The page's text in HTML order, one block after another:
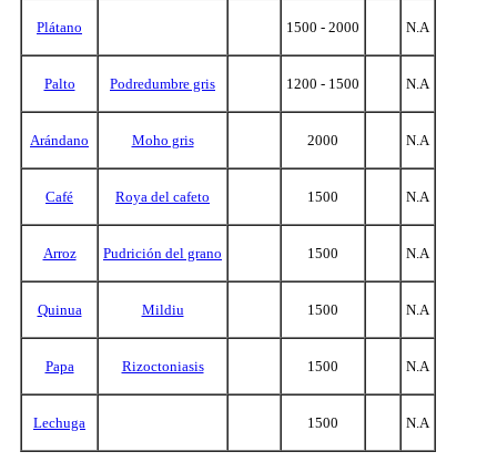
Plátano 1500 - 2000 N.A
Palto Podredumbre gris 1200 - 1500 N.A
Arándano Moho gris 2000 N.A
Café Roya del cafeto 1500 N.A
Arroz Pudrición del grano 1500 N.A
Quinua Mildiu 1500 N.A
Papa Rizoctoniasis 1500 N.A
Lechuga 1500 N.A